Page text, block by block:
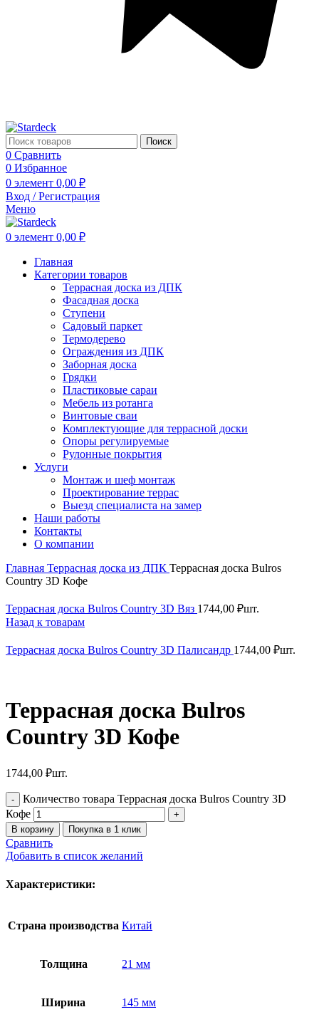
Поиск
0 Сравнить
0 Избранное
0 элемент 0,00 ₽
Вход / Регистрация
Меню
0 элемент 0,00 ₽
Главная
Категории товаров
Террасная доска из ДПК
Фасадная доска
Ступени
Садовый паркет
Термодерево
Ограждения из ДПК
Заборная доска
Грядки
Пластиковые сараи
Мебель из ротанга
Винтовые сваи
Комплектующие для террасной доски
Опоры регулируемые
Рулонные покрытия
Услуги
Монтаж и шеф монтаж
Проектирование террас
Выезд специалиста на замер
Наши работы
Контакты
О компании
Главная Террасная доска из ДПК Террасная доска Bulros
Country 3D Кофе
Террасная доска Bulros Country 3D Вяз 1744,00 ₽шт.
Назад к товарам
Террасная доска Bulros Country 3D Палисандр 1744,00 ₽шт.
Террасная доска Bulros
Country 3D Кофе
1744,00 ₽шт.
Количество товара Террасная доска Bulros Country 3D
Кофе
В корзину Покупка в 1 клик
Сравнить
Добавить в список желаний
Характеристики:
Страна производства Китай
Толщина 21 мм
Ширина 145 мм